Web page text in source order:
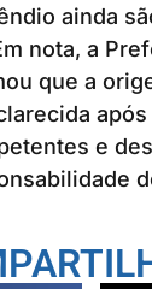
ainda
nota, a
que a
e